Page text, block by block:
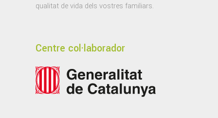
qualitat de vida dels vostres familiars.
Centre col·laborador